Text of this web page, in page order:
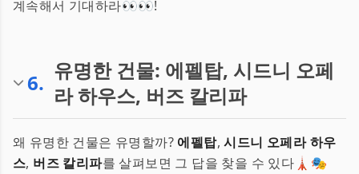
계속해서 기대하라👀👀!
6. 유명한 건물: 에펠탑, 시드니 오페
라 하우스, 버즈 칼리파
왜 유명한 건물은 유명할까? 에펠탑,시드니 오페라 하우
스, 버즈 칼리파를 살펴보면 그 답을 찾을 수 있다🗼🎭